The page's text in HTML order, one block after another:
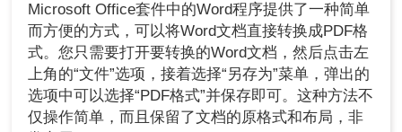
Microsoft Office套件中的Word程序提供了一种简单
而方便的方式，可以将Word文档直接转换成PDF格
式。您只需要打开要转换的Word文档，然后点击左
上角的“文件”选项，接着选择“另存为”菜单，弹出的
选项中可以选择“PDF格式”并保存即可。这种方法不
仅操作简单，而且保留了文档的原格式和布局，非